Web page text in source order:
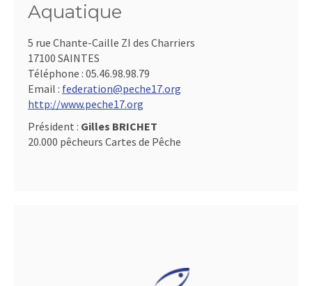
Aquatique
5 rue Chante-Caille ZI des Charriers
17100 SAINTES
Téléphone : 05.46.98.98.79
Email : federation@peche17.org
http://www.peche17.org
Président : Gilles BRICHET
20.000 pêcheurs Cartes de Pêche